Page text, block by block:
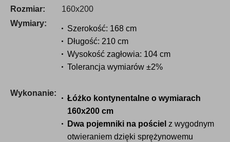
Rozmiar:
160x200
Wymiary:
Szerokość: 168 cm
Długość: 210 cm
Wysokość zagłowia: 104 cm
Tolerancja wymiarów ±2%
Wykonanie:
Łóżko kontynentalne o wymiarach
160x200 cm
Dwa pojemniki na pościel z wygodnym
otwieraniem dzięki sprężynowemu